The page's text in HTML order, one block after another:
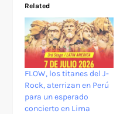
Related
FLOW, los titanes del J-
Rock, aterrizan en Perú
para un esperado
concierto en Lima